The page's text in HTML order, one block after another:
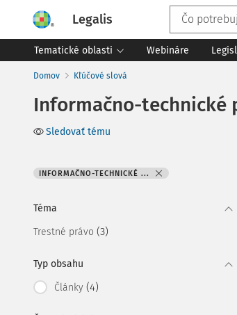
Legalis
Tematické oblasti Webináre
Domov Kľúčové slová
Informačno-technické
Sledovať tému
INFORMAČNO-TECHNICKÉ ...
Téma
Trestné právo (3)
Typ obsahu
Články (4)